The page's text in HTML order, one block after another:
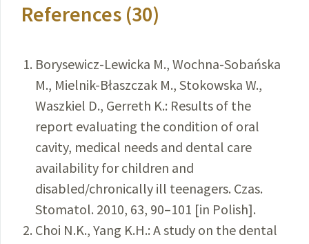
References (30)
Borysewicz-Lewicka M., Wochna-Sobańska
M., Mielnik-Błaszczak M., Stokowska W.,
Waszkiel D., Gerreth K.: Results of the
report evaluating the condition of oral
cavity, medical needs and dental care
availability for children and
disabled/chronically ill teenagers. Czas.
Stomatol. 2010, 63, 90–101 [in Polish].
Choi N.K., Yang K.H.: A study on the dental